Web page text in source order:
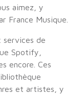
aimez, y
France Musique.
services de
Spotify,
encore. Ces
et artistes, y